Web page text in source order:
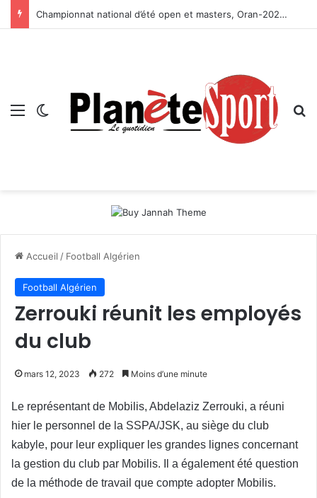
Championnat national d’été open et masters, Oran-2026 — Le CRB s’adjuge le titre
Menu Switch skin
Accueil / Football Algérien
Football Algérien
Zerrouki réunit les employés
du club
mars 12, 2023 272 Moins d’une minute
Le représentant de Mobilis, Abdelaziz Zerrouki, a réuni
hier le personnel de la SSPA/JSK, au siège du club
kabyle, pour leur expliquer les grandes lignes concernant
la gestion du club par Mobilis. Il a également été question
de la méthode de travail que compte adopter Mobilis.